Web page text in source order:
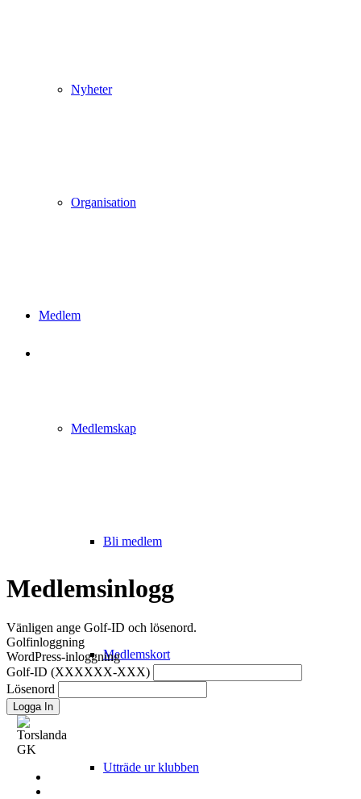
Nyheter
Organisation
Medlem
Medlemskap
Bli medlem
Medlemskort
Utträde ur klubben
Medlemsinlogg
Vänligen ange Golf-ID och lösenord.
Golfinloggning
WordPress-inloggning
Golf-ID (XXXXXX-XXX)
Lösenord
Logga In